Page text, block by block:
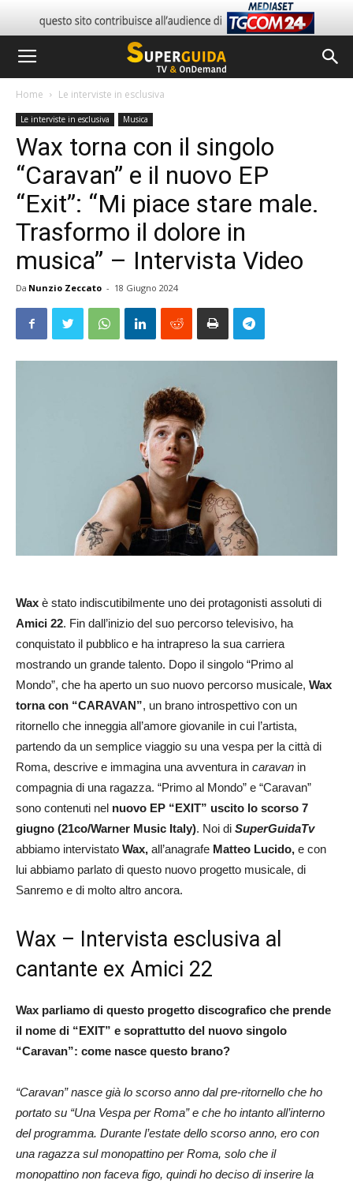
Home Le interviste in esclusiva
Le interviste in esclusiva Musica
Wax torna con il singolo
“Caravan” e il nuovo EP
“Exit”: “Mi piace stare male.
Trasformo il dolore in
musica” – Intervista Video
Da Nunzio Zeccato - 18 Giugno 2024
Wax è stato indiscutibilmente uno dei protagonisti assoluti di
Amici 22. Fin dall’inizio del suo percorso televisivo, ha
conquistato il pubblico e ha intrapreso la sua carriera
mostrando un grande talento. Dopo il singolo “Primo al
Mondo”, che ha aperto un suo nuovo percorso musicale, Wax
torna con “CARAVAN”, un brano introspettivo con un
ritornello che inneggia all’amore giovanile in cui l’artista,
partendo da un semplice viaggio su una vespa per la città di
Roma, descrive e immagina una avventura in caravan in
compagnia di una ragazza. “Primo al Mondo” e “Caravan”
sono contenuti nel nuovo EP “EXIT” uscito lo scorso 7
giugno (21co/Warner Music Italy). Noi di SuperGuidaTv
abbiamo intervistato Wax, all’anagrafe Matteo Lucido, e con
lui abbiamo parlato di questo nuovo progetto musicale, di
Sanremo e di molto altro ancora.
Wax – Intervista esclusiva al
cantante ex Amici 22
Wax parliamo di questo progetto discografico che prende
il nome di “EXIT” e soprattutto del nuovo singolo
“Caravan”: come nasce questo brano?
“Caravan” nasce già lo scorso anno dal pre-ritornello che ho
portato su “Una Vespa per Roma” e che ho intanto all’interno
del programma. Durante l’estate dello scorso anno, ero con
una ragazza sul monopattino per Roma, solo che il
monopattino non faceva figo, quindi ho deciso di inserire la